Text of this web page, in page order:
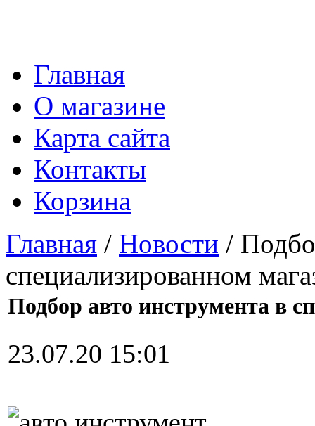
Главная
О магазине
Карта сайта
Контакты
Корзина
Главная / Новости /
специализированном
Подбор авто инструмента в
23.07.20 15:01